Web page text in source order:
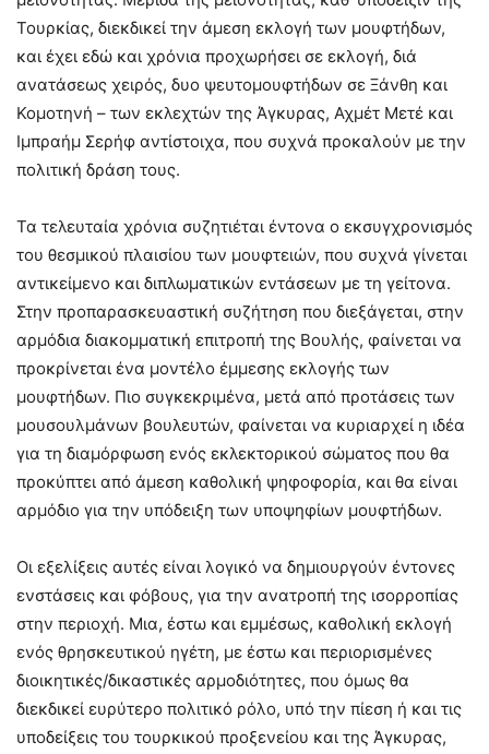
Τουρκίας, διεκδικεί την άμεση εκλογή των μουφτήδων,
και έχει εδώ και χρόνια προχωρήσει σε εκλογή, διά
ανατάσεως χειρός, δυο ψευτομουφτήδων σε Ξάνθη και
Κομοτηνή – των εκλεχτών της Άγκυρας, Αχμέτ Μετέ και
Ιμπραήμ Σερήφ αντίστοιχα, που συχνά προκαλούν με την
πολιτική δράση τους.
Τα τελευταία χρόνια συζητιέται έντονα ο εκσυγχρονισμός
του θεσμικού πλαισίου των μουφτειών, που συχνά γίνεται
αντικείμενο και διπλωματικών εντάσεων με τη γείτονα.
Στην προπαρασκευαστική συζήτηση που διεξάγεται, στην
αρμόδια διακομματική επιτροπή της Βουλής, φαίνεται να
προκρίνεται ένα μοντέλο έμμεσης εκλογής των
μουφτήδων. Πιο συγκεκριμένα, μετά από προτάσεις των
μουσουλμάνων βουλευτών, φαίνεται να κυριαρχεί η ιδέα
για τη διαμόρφωση ενός εκλεκτορικού σώματος που θα
προκύπτει από άμεση καθολική ψηφοφορία, και θα είναι
αρμόδιο για την υπόδειξη των υποψηφίων μουφτήδων.
Οι εξελίξεις αυτές είναι λογικό να δημιουργούν έντονες
ενστάσεις και φόβους, για την ανατροπή της ισορροπίας
στην περιοχή. Μια, έστω και εμμέσως, καθολική εκλογή
ενός θρησκευτικού ηγέτη, με έστω και περιορισμένες
διοικητικές/δικαστικές αρμοδιότητες, που όμως θα
διεκδικεί ευρύτερο πολιτικό ρόλο, υπό την πίεση ή και τις
υποδείξεις του τουρκικού προξενείου και της Άγκυρας,